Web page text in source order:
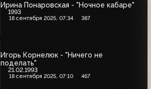
Ирина Понаровская - "Ночное кабаре"
1993
18 сентября 2025, 07:34 387
Игорь Корнелюк - "Ничего не
поделать"
21.02.1993
18 сентября 2025, 07:10 467